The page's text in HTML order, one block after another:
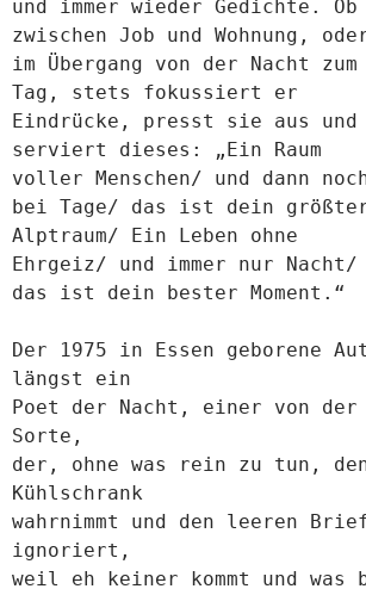
und immer wieder Gedichte. Ob
zwischen Job und Wohnung,
im Übergang von der Nacht zum
Tag, stets fokussiert er
Eindrücke, presst sie aus und
serviert dieses:
„Ein Raum
voller Menschen/ und dann
bei Tage/ das ist dein
Alptraum/ Ein Leben ohne
Ehrgeiz/ und immer nur Nacht/
das ist dein bester Moment.“
Der 1975 in Essen geborene
längst ein
Poet der Nacht, einer von der
Sorte,
der, ohne was rein zu tun,
Kühlschrank
wahrnimmt und den leeren
ignoriert,
weil eh keiner kommt und was